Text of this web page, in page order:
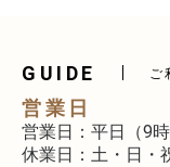
GUIDE ご
営業日
営業日：平日（9時
休業日：土・日・